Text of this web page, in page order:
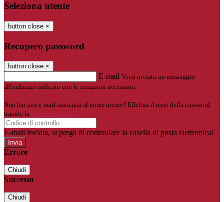
Seleziona utente
button close ×
Recupero password
button close ×
E-mail Verrà inviato un messaggio
all'indirizzo indicato con le istruzioni necessarie.
Non hai una e-mail associata al nome utente? Effettua il reset della password
tramite la
Login Spaggiari
E-mail inviata, si prega di controllare la casella di posta elettronica!
Errore
Chiudi
Successo
Chiudi